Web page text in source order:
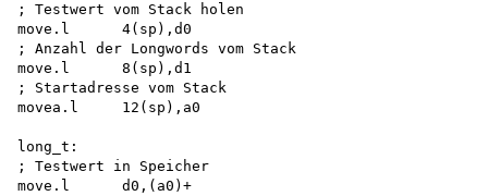
; Testwert vom Stack holen
move.l      4(sp),d0
; Anzahl der Longwords vom Stack
move.l      8(sp),d1
; Startadresse vom Stack
movea.l     12(sp),a0
long_t:
; Testwert in Speicher
move.l      d0,(a0)+